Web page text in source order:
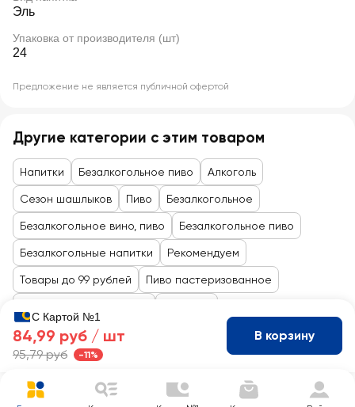
Эль
Упаковка от производителя (шт)
24
Предложение не является публичной офертой
Другие категории с этим товаром
Напитки Безалкогольное пиво Алкоголь
Сезон шашлыков Пиво Безалкогольное
Безалкогольное вино, пиво Безалкогольное пиво
Безалкогольные напитки Рекомендуем
Товары до 99 рублей Пиво пастеризованное
С Картой №1
84,99 руб / шт
95,79 руб -11%
В корзину